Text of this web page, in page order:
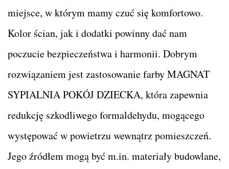
miejsce, w którym mamy czuć się komfortowo.
Kolor ścian, jak i dodatki powinny dać nam
poczucie bezpieczeństwa i harmonii. Dobrym
rozwiązaniem jest zastosowanie farby MAGNAT
SYPIALNIA POKÓJ DZIECKA, która zapewnia
redukcję szkodliwego formaldehydu, mogącego
występować w powietrzu wewnątrz pomieszczeń.
Jego źródłem mogą być m.in. materiały budowlane,